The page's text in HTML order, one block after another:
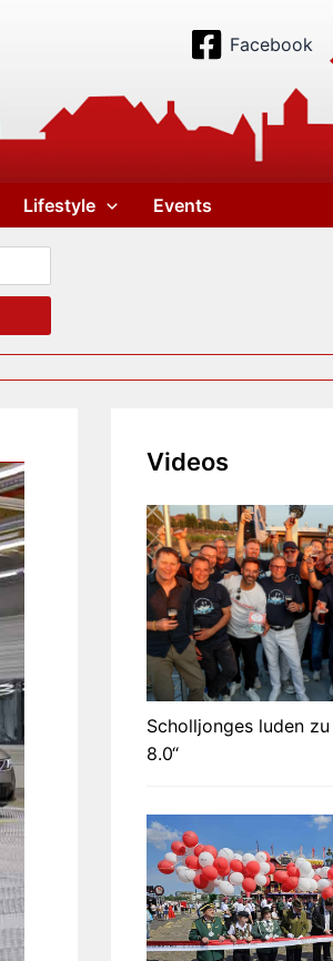
Facebook
Lifestyle Events
Videos
Scholljonges luden zu
8.0“